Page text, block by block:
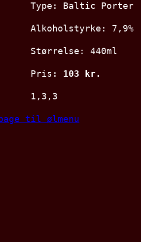
Type: Baltic Porter
Alkoholstyrke: 7,9%
Størrelse: 440ml
Pris: 103 kr.
1,3,3
til ølmenu